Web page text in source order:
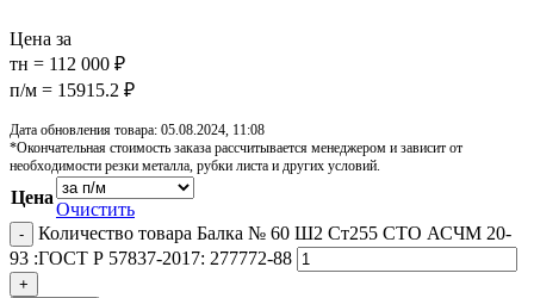
Цена за
тн = 112 000 ₽
п/м = 15915.2 ₽
Дата обновления товара: 05.08.2024, 11:08
*Окончательная стоимость заказа рассчитывается менеджером и зависит от
необходимости резки металла, рубки листа и других условий.
Цена
Очистить
Количество товара Балка № 60 Ш2 Ст255 СТО АСЧМ 20-
93 :ГОСТ Р 57837-2017: 277772-88